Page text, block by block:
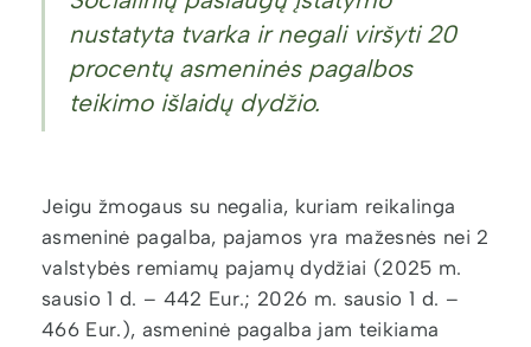
nustatyta tvarka ir negali viršyti 20
procentų asmeninės pagalbos
teikimo išlaidų dydžio.
Jeigu žmogaus su negalia, kuriam reikalinga
asmeninė pagalba, pajamos yra mažesnės nei 2
valstybės remiamų pajamų dydžiai (2025 m.
sausio 1 d. – 442 Eur.; 2026 m. sausio 1 d. –
466 Eur.), asmeninė pagalba jam teikiama